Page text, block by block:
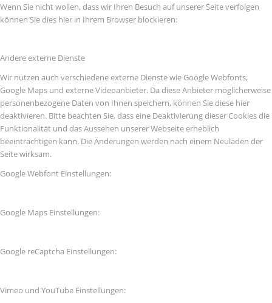
Wenn Sie nicht wollen, dass wir Ihren Besuch auf unserer Seite verfolgen
können Sie dies hier in Ihrem Browser blockieren:
Andere externe Dienste
Wir nutzen auch verschiedene externe Dienste wie Google Webfonts,
Google Maps und externe Videoanbieter. Da diese Anbieter möglicherweise
personenbezogene Daten von Ihnen speichern, können Sie diese hier
deaktivieren. Bitte beachten Sie, dass eine Deaktivierung dieser Cookies die
Funktionalität und das Aussehen unserer Webseite erheblich
beeinträchtigen kann. Die Änderungen werden nach einem Neuladen der
Seite wirksam.
Google Webfont Einstellungen:
Google Maps Einstellungen:
Google reCaptcha Einstellungen:
Vimeo und YouTube Einstellungen: